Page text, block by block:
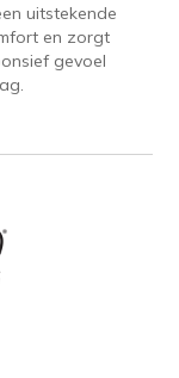
uitstekende
en zorgt
gevoel